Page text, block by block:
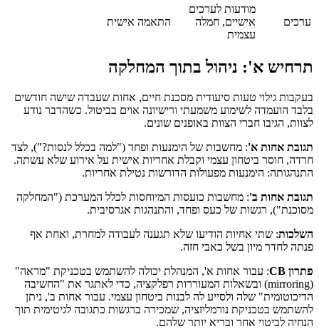
ערכים
מודעות לערכים
אישיים, חמלה
עצמית
התאמה אישית
תרחיש א': ניהול בתוך המחלקה
בעקבות גילוי טעות סיעודית מסכנת חיים, אחות שעבדה שישה חודשים
בלבד הועמדה לשימוע משמעתי ורישיונה אוים בביטול. כשהדבר נודע
לצוות, הגיבו חברי הצוות באופנים שונים.
תגובת אחות א': מחשבות של הימנעות ופחד ("למה בכלל לנסות?"), לצד
חרדה, חוסר ביטחון עצמי וקבלת אחריות אישית על אירוע שלא עשתה.
התנהגותה: הימנעות מפעולות הדורשות נטילת אחריות.
תגובת אחות ב': מחשבות כועסות המיוחסות לכלל המערכת ("המחלקה
מסוכנת"), רגשות של כעס ופחד, והתנהגות אגרסיבית.
השלכות: שתי אחיות הודיעו שלא תגענה לעבודה למחרת, ואחת אף
פנתה לחדר מיון בשל כאבי חזה.
פתרון CB
: עבור אחות א', המנהלת יכולה להשתמש בטכניקת "מראה"
(mirroring) ובשאלות המעוררות רפלקציה, כדי לאתגר את "החשיבה
הדיכוטומית" שלה ולסייע לה לבנות ביטחון עצמי. עבור אחות ב', ניתן
להשתמש בטכניקת נורמליזציה, שמכירה ברגשות כתגובה לגיטימית תוך
הנחיה לביטוי אחר ובריא יותר שלהם.